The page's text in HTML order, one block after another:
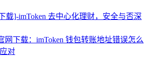
载]-imToken 去中心化理财，安全与否深
网下载：imToken 钱包转账地址错误怎么
对